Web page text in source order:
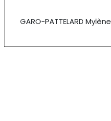
GARO-PATTELARD Mylène